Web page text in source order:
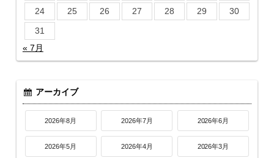
24
25 26 27 28 29
30
31
« 7月
アーカイブ
2026年8月 2026年7月 2026年6月
2026年5月 2026年4月 2026年3月